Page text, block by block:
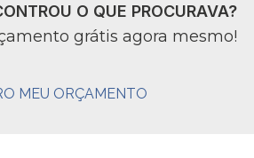
O QUE PROCURAVA?
grátis agora mesmo!
MEU ORÇAMENTO